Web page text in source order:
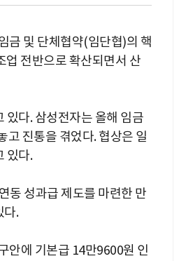
금 및 단체협약(임단협)의 핵
업 전반으로 확산되면서 산
있다. 삼성전자는 올해 임금
고 진통을 겪었다. 협상은 일
있다.
동 성과급 제도를 마련한 만
다.
안에 기본급 14만9600원 인